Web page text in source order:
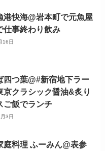
港快海@岩本町で元魚屋
仕事終わり飲み
16日
四つ葉@#新宿地下ラー
京クラシック醤油&炙り
ご飯でランチ
3日
庭料理 ふーみん@表参